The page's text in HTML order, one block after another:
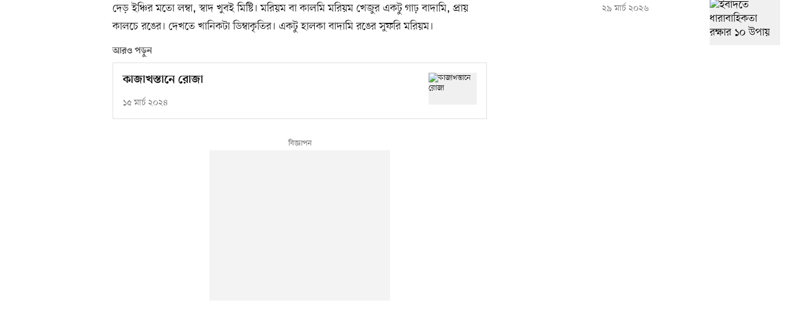
দেড় ইঞ্চির মতো লম্বা, স্বাদ খুবই মিষ্টি। মরিয়ম বা কালমি মরিয়ম খেজুর একটু গাঢ় বাদামি, প্রায়
কালচে রঙের। দেখতে খানিকটা ডিম্বাকৃতির। একটু হালকা বাদামি রঙের সুফরি মরিয়ম।
আরও পড়ুন
কাজাখস্তানে রোজা
১৫ মার্চ ২০২৪
২৯ মার্চ ২০২৬